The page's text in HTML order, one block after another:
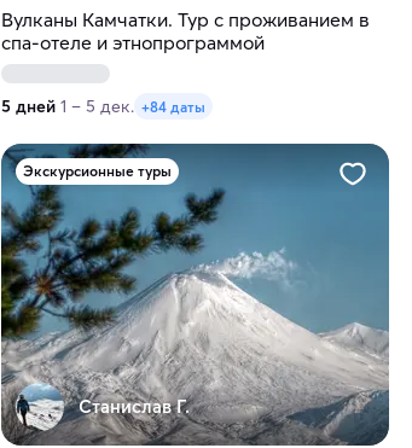
Вулканы Камчатки. Тур с проживанием в
спа-отеле и этнопрограммой
5 дней 1 – 5 дек. +84 даты
Экскурсионные туры
Станислав Г.